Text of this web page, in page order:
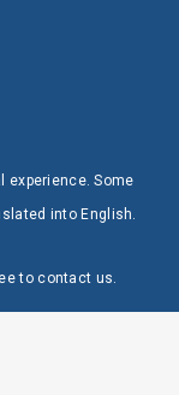
experience. Some
into English.
to contact us.